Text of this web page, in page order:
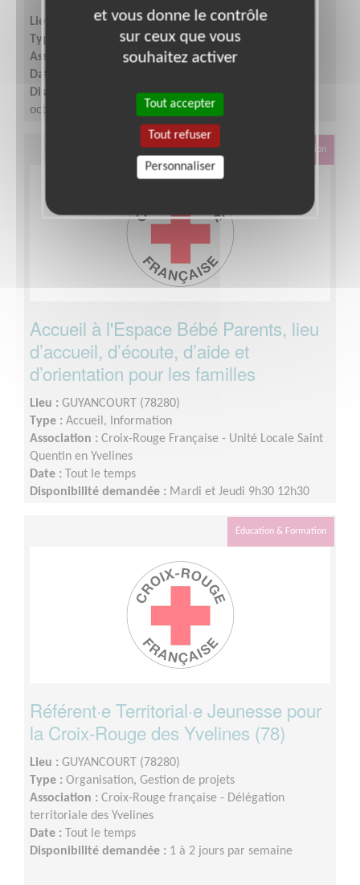
Lieu :
YVELINES (78)
Type :
Alphabétisation, Français Langue Étrangère
Association :
Croix rouge insertion Vocation.s (78)
Date :
Disponibilité demandée :29 avril, 27 mai, 8 juin et 4
octobre (entre 4h et 7h par jour)
Éducation & Formation
Accueil à l'Espace Bébé Parents, lieu
d’accueil, d’écoute, d’aide et
d’orientation pour les familles
Lieu : GUYANCOURT (78280)
Type : Accueil, Information
Association : Croix-Rouge Française - Unité Locale Saint
Quentin en Yvelines
Date : Tout le temps
Disponibilité demandée : Mardi et Jeudi 9h30 12h30
Éducation & Formation
Référent·e Territorial·e Jeunesse pour
la Croix-Rouge des Yvelines (78)
Lieu : GUYANCOURT (78280)
Type : Organisation, Gestion de projets
Association : Croix-Rouge française - Délégation
territoriale des Yvelines
Date : Tout le temps
Disponibilité demandée : 1 à 2 jours par semaine
et vous donne le contrôle
sur ceux que vous
souhaitez activer
Tout accepter
Tout refuser
Personnaliser